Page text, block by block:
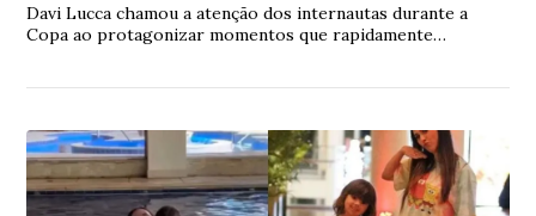
Davi Lucca chamou a atenção dos internautas durante a
Copa ao protagonizar momentos que rapidamente